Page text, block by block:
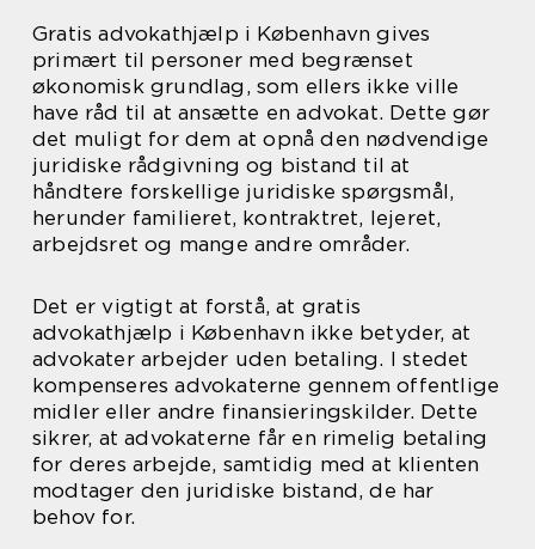
Gratis advokathjælp i København gives
primært til personer med begrænset
økonomisk grundlag, som ellers ikke ville
have råd til at ansætte en advokat. Dette gør
det muligt for dem at opnå den nødvendige
juridiske rådgivning og bistand til at
håndtere forskellige juridiske spørgsmål,
herunder familieret, kontraktret, lejeret,
arbejdsret og mange andre områder.
Det er vigtigt at forstå, at gratis
advokathjælp i København ikke betyder, at
advokater arbejder uden betaling. I stedet
kompenseres advokaterne gennem offentlige
midler eller andre finansieringskilder. Dette
sikrer, at advokaterne får en rimelig betaling
for deres arbejde, samtidig med at klienten
modtager den juridiske bistand, de har
behov for.